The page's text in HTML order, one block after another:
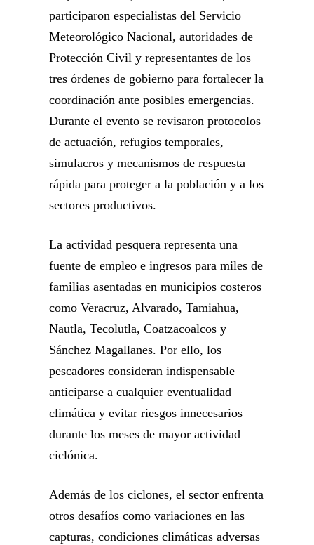
participaron especialistas del Servicio
Meteorológico Nacional, autoridades de
Protección Civil y representantes de los
tres órdenes de gobierno para fortalecer la
coordinación ante posibles emergencias.
Durante el evento se revisaron protocolos
de actuación, refugios temporales,
simulacros y mecanismos de respuesta
rápida para proteger a la población y a los
sectores productivos.
La actividad pesquera representa una
fuente de empleo e ingresos para miles de
familias asentadas en municipios costeros
como Veracruz, Alvarado, Tamiahua,
Nautla, Tecolutla, Coatzacoalcos y
Sánchez Magallanes. Por ello, los
pescadores consideran indispensable
anticiparse a cualquier eventualidad
climática y evitar riesgos innecesarios
durante los meses de mayor actividad
ciclónica.
Además de los ciclones, el sector enfrenta
otros desafíos como variaciones en las
capturas, condiciones climáticas adversas